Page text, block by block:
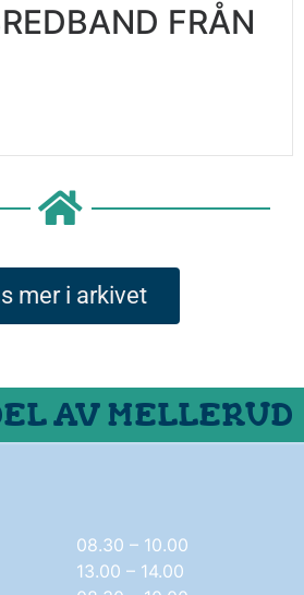
FRÅN
mer i arkivet
AV MELLERUD
08.30 – 10.00
13.00 – 14.00